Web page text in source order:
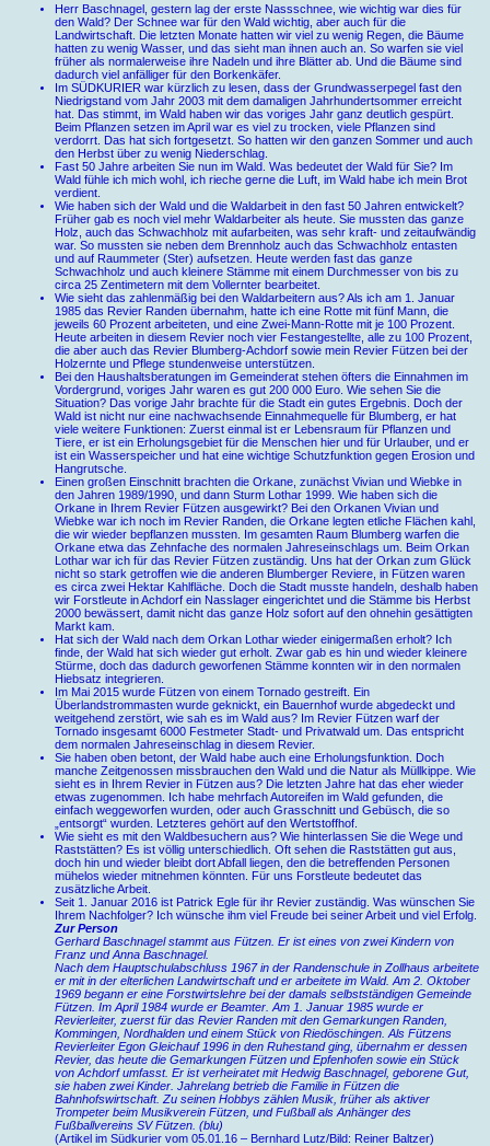
Herr Baschnagel, gestern lag der erste Nassschnee, wie wichtig war dies für
den Wald? Der Schnee war für den Wald wichtig, aber auch für die
Landwirtschaft. Die letzten Monate hatten wir viel zu wenig Regen, die Bäume
hatten zu wenig Wasser, und das sieht man ihnen auch an. So warfen sie viel
früher als normalerweise ihre Nadeln und ihre Blätter ab. Und die Bäume sind
dadurch viel anfälliger für den Borkenkäfer.
Im SÜDKURIER war kürzlich zu lesen, dass der Grundwasserpegel fast den
Niedrigstand vom Jahr 2003 mit dem damaligen Jahrhundertsommer erreicht
hat. Das stimmt, im Wald haben wir das voriges Jahr ganz deutlich gespürt.
Beim Pflanzen setzen im April war es viel zu trocken, viele Pflanzen sind
verdorrt. Das hat sich fortgesetzt. So hatten wir den ganzen Sommer und auch
den Herbst über zu wenig Niederschlag.
Fast 50 Jahre arbeiten Sie nun im Wald. Was bedeutet der Wald für Sie? Im
Wald fühle ich mich wohl, ich rieche gerne die Luft, im Wald habe ich mein Brot
verdient.
Wie haben sich der Wald und die Waldarbeit in den fast 50 Jahren entwickelt?
Früher gab es noch viel mehr Waldarbeiter als heute. Sie mussten das ganze
Holz, auch das Schwachholz mit aufarbeiten, was sehr kraft- und zeitaufwändig
war. So mussten sie neben dem Brennholz auch das Schwachholz entasten
und auf Raummeter (Ster) aufsetzen. Heute werden fast das ganze
Schwachholz und auch kleinere Stämme mit einem Durchmesser von bis zu
circa 25 Zentimetern mit dem Vollernter bearbeitet.
Wie sieht das zahlenmäßig bei den Waldarbeitern aus? Als ich am 1. Januar
1985 das Revier Randen übernahm, hatte ich eine Rotte mit fünf Mann, die
jeweils 60 Prozent arbeiteten, und eine Zwei-Mann-Rotte mit je 100 Prozent.
Heute arbeiten in diesem Revier noch vier Festangestellte, alle zu 100 Prozent,
die aber auch das Revier Blumberg-Achdorf sowie mein Revier Fützen bei der
Holzernte und Pflege stundenweise unterstützen.
Bei den Haushaltsberatungen im Gemeinderat stehen öfters die Einnahmen im
Vordergrund, voriges Jahr waren es gut 200 000 Euro. Wie sehen Sie die
Situation? Das vorige Jahr brachte für die Stadt ein gutes Ergebnis. Doch der
Wald ist nicht nur eine nachwachsende Einnahmequelle für Blumberg, er hat
viele weitere Funktionen: Zuerst einmal ist er Lebensraum für Pflanzen und
Tiere, er ist ein Erholungsgebiet für die Menschen hier und für Urlauber, und er
ist ein Wasserspeicher und hat eine wichtige Schutzfunktion gegen Erosion und
Hangrutsche.
Einen großen Einschnitt brachten die Orkane, zunächst Vivian und Wiebke in
den Jahren 1989/1990, und dann Sturm Lothar 1999. Wie haben sich die
Orkane in Ihrem Revier Fützen ausgewirkt? Bei den Orkanen Vivian und
Wiebke war ich noch im Revier Randen, die Orkane legten etliche Flächen kahl,
die wir wieder bepflanzen mussten. Im gesamten Raum Blumberg warfen die
Orkane etwa das Zehnfache des normalen Jahreseinschlags um. Beim Orkan
Lothar war ich für das Revier Fützen zuständig. Uns hat der Orkan zum Glück
nicht so stark getroffen wie die anderen Blumberger Reviere, in Fützen waren
es circa zwei Hektar Kahlfläche. Doch die Stadt musste handeln, deshalb haben
wir Forstleute in Achdorf ein Nasslager eingerichtet und die Stämme bis Herbst
2000 bewässert, damit nicht das ganze Holz sofort auf den ohnehin gesättigten
Markt kam.
Hat sich der Wald nach dem Orkan Lothar wieder einigermaßen erholt? Ich
finde, der Wald hat sich wieder gut erholt. Zwar gab es hin und wieder kleinere
Stürme, doch das dadurch geworfenen Stämme konnten wir in den normalen
Hiebsatz integrieren.
Im Mai 2015 wurde Fützen von einem Tornado gestreift. Ein
Überlandstrommasten wurde geknickt, ein Bauernhof wurde abgedeckt und
weitgehend zerstört, wie sah es im Wald aus? Im Revier Fützen warf der
Tornado insgesamt 6000 Festmeter Stadt- und Privatwald um. Das entspricht
dem normalen Jahreseinschlag in diesem Revier.
Sie haben oben betont, der Wald habe auch eine Erholungsfunktion. Doch
manche Zeitgenossen missbrauchen den Wald und die Natur als Müllkippe. Wie
sieht es in Ihrem Revier in Fützen aus? Die letzten Jahre hat das eher wieder
etwas zugenommen. Ich habe mehrfach Autoreifen im Wald gefunden, die
einfach weggeworfen wurden, oder auch Grasschnitt und Gebüsch, die so
„entsorgt“ wurden. Letzteres gehört auf den Wertstoffhof.
Wie sieht es mit den Waldbesuchern aus? Wie hinterlassen Sie die Wege und
Raststätten? Es ist völlig unterschiedlich. Oft sehen die Raststätten gut aus,
doch hin und wieder bleibt dort Abfall liegen, den die betreffenden Personen
mühelos wieder mitnehmen könnten. Für uns Forstleute bedeutet das
zusätzliche Arbeit.
Seit 1. Januar 2016 ist Patrick Egle für ihr Revier zuständig. Was wünschen Sie
Ihrem Nachfolger? Ich wünsche ihm viel Freude bei seiner Arbeit und viel Erfolg.
Zur Person
Gerhard Baschnagel stammt aus Fützen. Er ist eines von zwei Kindern von
Franz und Anna Baschnagel.
Nach dem Hauptschulabschluss 1967 in der Randenschule in Zollhaus arbeitete
er mit in der elterlichen Landwirtschaft und er arbeitete im Wald. Am 2. Oktober
1969 begann er eine Forstwirtslehre bei der damals selbstständigen Gemeinde
Fützen. Im April 1984 wurde er Beamter. Am 1. Januar 1985 wurde er
Revierleiter, zuerst für das Revier Randen mit den Gemarkungen Randen,
Kommingen, Nordhalden und einem Stück von Riedöschingen. Als Fützens
Revierleiter Egon Gleichauf 1996 in den Ruhestand ging, übernahm er dessen
Revier, das heute die Gemarkungen Fützen und Epfenhofen sowie ein Stück
von Achdorf umfasst. Er ist verheiratet mit Hedwig Baschnagel, geborene Gut,
sie haben zwei Kinder. Jahrelang betrieb die Familie in Fützen die
Bahnhofswirtschaft. Zu seinen Hobbys zählen Musik, früher als aktiver
Trompeter beim Musikverein Fützen, und Fußball als Anhänger des
Fußballvereins SV Fützen. (blu)
(Artikel im Südkurier vom 05.01.16 – Bernhard Lutz/Bild: Reiner Baltzer)